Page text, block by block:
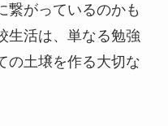
繋がっているのかも
生活は、単なる勉強
の土壌を作る大切な